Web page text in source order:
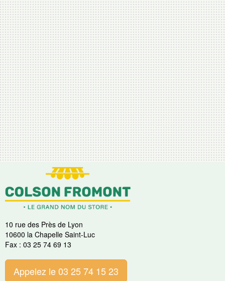
10 rue des Près de Lyon
10600 la Chapelle Saint-Luc
Fax : 03 25 74 69 13
Appelez le 03 25 74 15 23